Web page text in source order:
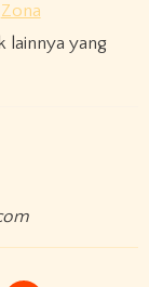
Zona
lainnya yang